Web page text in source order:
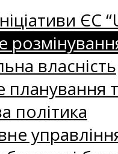
ЄС
власність
політика